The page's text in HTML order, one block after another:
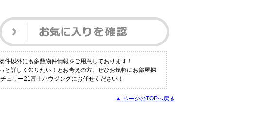
以外にも多数物件情報をご用意しております！
と詳しく知りたい！とお考えの方、ぜひお気軽にお部屋探
ュリー21富士ハウジングにお任せください！
▲ ページのTOPへ戻る